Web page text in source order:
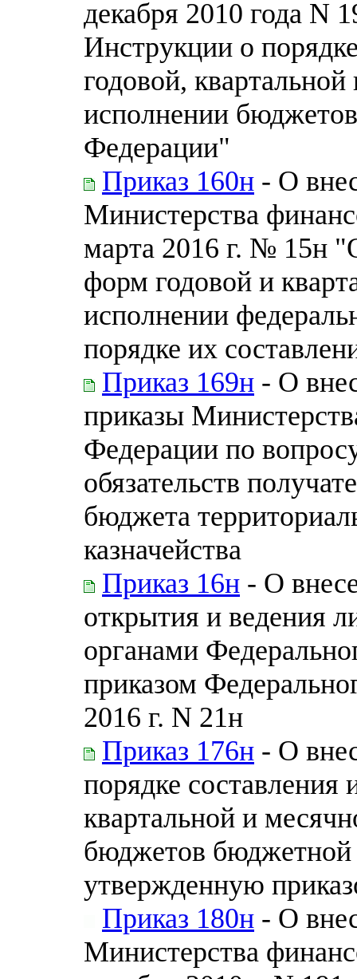
декабря 2010 года N
Инструкции о
годовой,
исполнении
Федерации"
Приказ 160н - О
Министерства
марта 2016 г. № 15н
форм годовой и
исполнении
порядке их
Приказ 169н - О
приказы
Федерации по
обязательств
бюджета
казначейства
Приказ 16н - О
открытия и ведения
органами
приказом
2016 г. N 21н
Приказ 176н - О
порядке составления
квартальной и
бюджетов бюджетной
утвержденную
Приказ 180н - О
Министерства